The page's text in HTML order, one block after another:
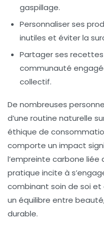
gaspillage.
Personnaliser ses
inutiles et éviter la
Partager ses
communauté
collectif.
De nombreuses
d’une routine naturelle
éthique de
comporte un impact
l’empreinte carbone liée
pratique incite à
combinant soin de soi
un équilibre entre
durable.